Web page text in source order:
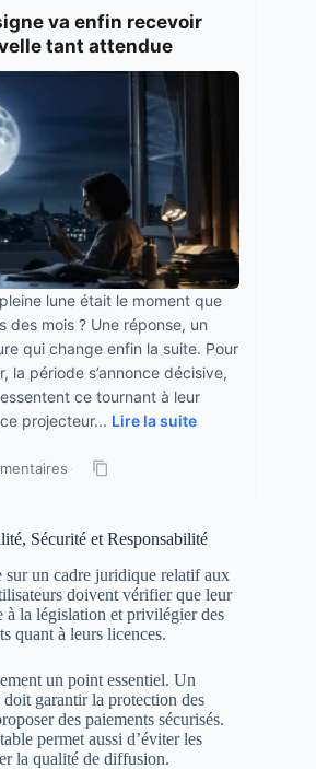
va enfin recevoir
tant attendue
lune était le moment que
des mois ? Une réponse, un
qui change enfin la suite. Pour
la période s’annonce décisive,
ce tournant à leur
projecteur... Lire la suite
·
Sécurité et Responsabilité
sur un cadre juridique relatif aux
doivent vérifier que leur
à la législation et privilégier des
quant à leurs licences.
un point essentiel. Un
garantir la protection des
des paiements sécurisés.
permet aussi d’éviter les
la qualité de diffusion.